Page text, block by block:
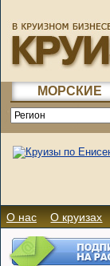
МОРСКИЕ
О нас О круизах